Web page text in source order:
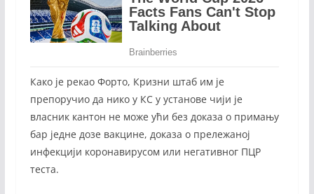
Како је рекао Форто, Кризни штаб им је
препоручио да нико у КС у установе чији је
власник кантон не може ући без доказа о примању
бар једне дозе вакцине, доказа о прележаној
инфекцији коронавирусом или негативног ПЦР
теста.